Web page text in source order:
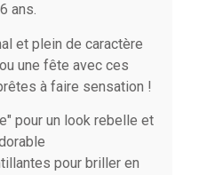
ans.
et plein de caractère
une fête avec ces
à faire sensation !
pour un look rebelle et
pour briller en